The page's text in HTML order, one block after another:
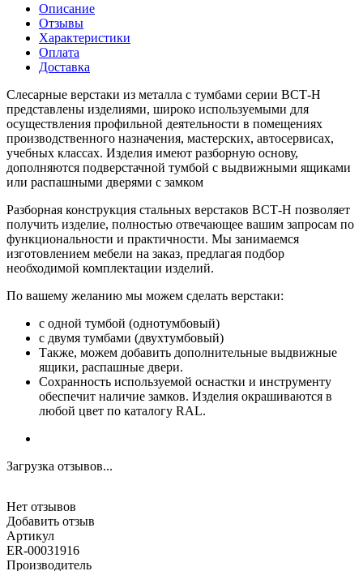
Описание
Отзывы
Характеристики
Оплата
Доставка
Слесарные верстаки из металла с тумбами серии ВСТ-Н
представлены изделиями, широко используемыми для
осуществления профильной деятельности в помещениях
производственного назначения, мастерских, автосервисах,
учебных классах. Изделия имеют разборную основу,
дополняются подверстачной тумбой с выдвижными ящиками
или распашными дверями с замком
Разборная конструкция стальных верстаков ВСТ-Н позволяет
получить изделие, полностью отвечающее вашим запросам по
функциональности и практичности. Мы занимаемся
изготовлением мебели на заказ, предлагая подбор
необходимой комплектации изделий.
По вашему желанию мы можем сделать верстаки:
с одной тумбой (однотумбовый)
с двумя тумбами (двухтумбовый)
Также, можем добавить дополнительные выдвижные
ящики, распашные двери.
Сохранность используемой оснастки и инструменту
обеспечит наличие замков. Изделия окрашиваются в
любой цвет по каталогу RAL.
Загрузка отзывов...
Нет отзывов
Добавить отзыв
Артикул
ER-00031916
Производитель